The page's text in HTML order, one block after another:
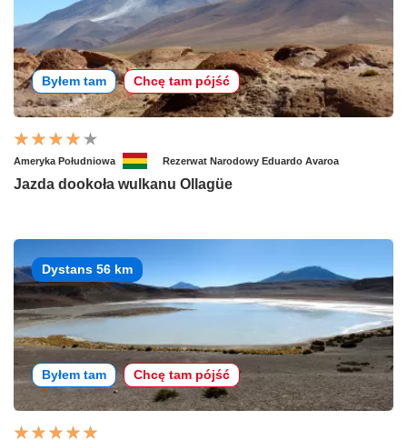
Byłem tam Chcę tam pójść
Ameryka Południowa Rezerwat Narodowy Eduardo Avaroa
Jazda dookoła wulkanu Ollagüe
Dystans 56 km
Byłem tam Chcę tam pójść